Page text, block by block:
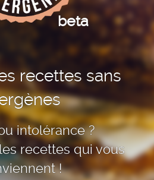
beta
recettes sans
intolérance ?
recettes qui vous
!